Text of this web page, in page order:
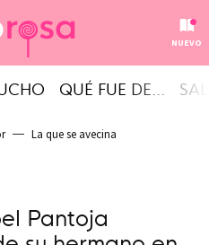
NUEVO
QUÉ FUE DE...
La que se avecina
Pantoja